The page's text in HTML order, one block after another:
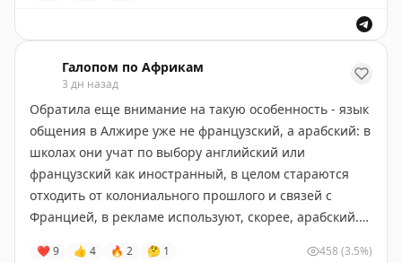
Галопом по Африкам
3 дн назад
Обратила еще внимание на такую особенность - язык
общения в Алжире уже не французский, а арабский: в
школах они учат по выбору английский или
французский как иностранный, в целом стараются
отходить от колониального прошлого и связей с
Францией, в рекламе используют, скорее, арабский.
❤ 9 👍 4 🔥 2 🤔 1 458 (3.5%)